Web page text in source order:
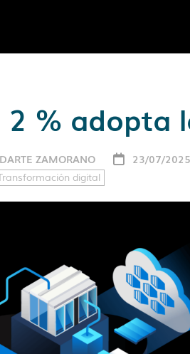
2 % adopta
ZAMORANO 23/07/2025
digital